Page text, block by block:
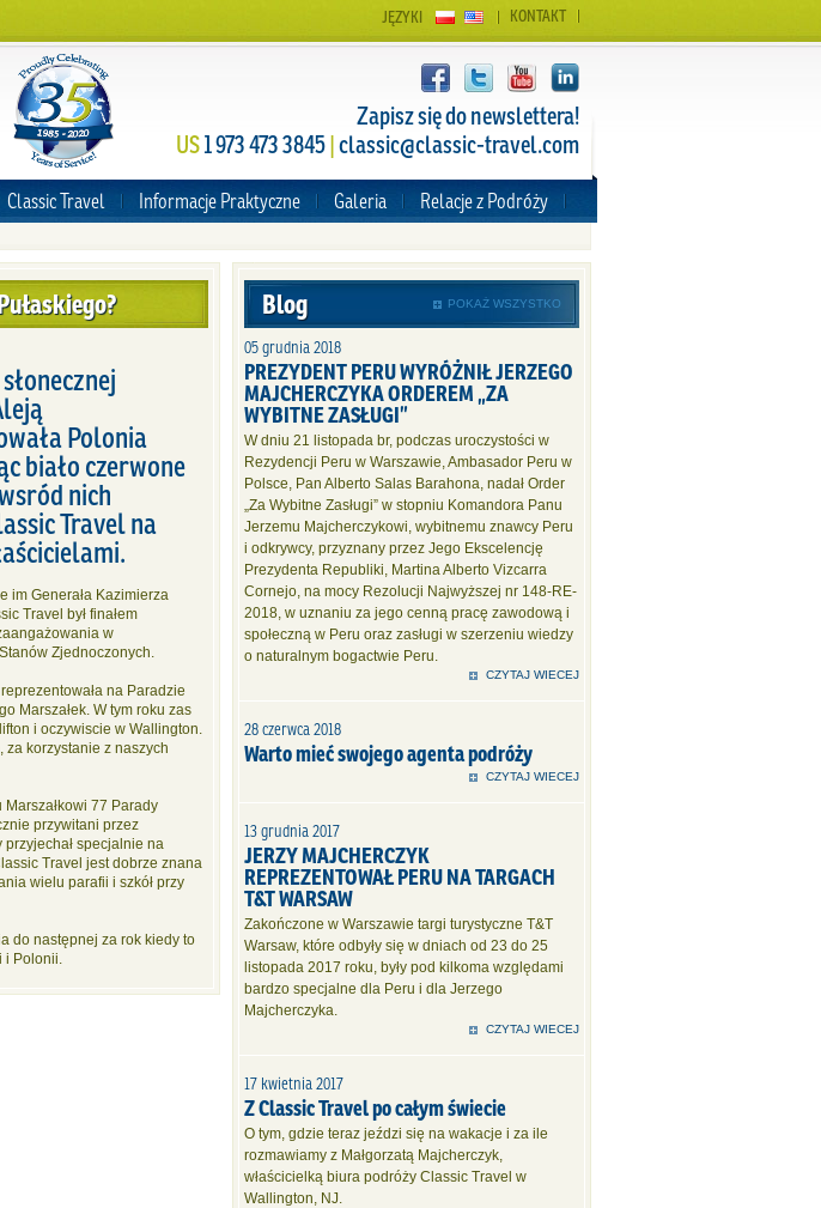
KONTAKT
JĘZYKI
Zapisz się do newslettera!
US1 973 473 3845|classic@classic-travel.com
Classic Travel Informacje Praktyczne Galeria Relacje z Podróży
Polonia
biało czerwone
nich
Travel na
im Generała Kazimierza
Travel był finałem
w
Zjednoczonych.
na Paradzie
Marszałek. W tym roku zas
i oczywiscie w Wallington.
korzystanie z naszych
77 Parady
przywitani przez
specjalnie na
Travel jest dobrze znana
wielu parafii i szkół przy
do następnej za rok kiedy to
i Polonii.
Blog POKAŻ WSZYSTKO
05 grudnia 2018
PREZYDENT PERU WYRÓŻNIŁ JERZEGO
MAJCHERCZYKA ORDEREM „ZA
WYBITNE ZASŁUGI”
W dniu 21 listopada br, podczas uroczystości w
Rezydencji Peru w Warszawie, Ambasador Peru w
Polsce, Pan Alberto Salas Barahona, nadał Order
„Za Wybitne Zasługi” w stopniu Komandora Panu
Jerzemu Majcherczykowi, wybitnemu znawcy Peru
i odkrywcy, przyznany przez Jego Ekscelencję
Prezydenta Republiki, Martina Alberto Vizcarra
Cornejo, na mocy Rezolucji Najwyższej nr 148-RE-
2018, w uznaniu za jego cenną pracę zawodową i
społeczną w Peru oraz zasługi w szerzeniu wiedzy
o naturalnym bogactwie Peru.
CZYTAJ WIECEJ
28 czerwca 2018
Warto mieć swojego agenta podróży
CZYTAJ WIECEJ
13 grudnia 2017
JERZY MAJCHERCZYK
REPREZENTOWAŁ PERU NA TARGACH
T&T WARSAW
Zakończone w Warszawie targi turystyczne T&T
Warsaw, które odbyły się w dniach od 23 do 25
listopada 2017 roku, były pod kilkoma względami
bardzo specjalne dla Peru i dla Jerzego
Majcherczyka.
CZYTAJ WIECEJ
17 kwietnia 2017
Z Classic Travel po całym świecie
O tym, gdzie teraz jeździ się na wakacje i za ile
rozmawiamy z Małgorzatą Majcherczyk,
właścicielką biura podróży Classic Travel w
Wallington, NJ.